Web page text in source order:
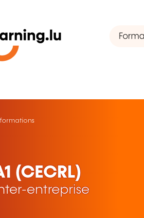
(CECRL)
entreprise